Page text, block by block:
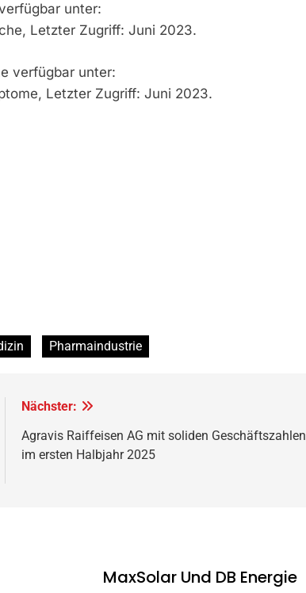
unter:
Letzter Zugriff: Juni 2023.
verfügbar unter:
Letzter Zugriff: Juni 2023.
Pharmaindustrie
Nächster:
Agravis Raiffeisen AG mit soliden Geschäftszahlen
im ersten Halbjahr 2025
MaxSolar Und DB Energie